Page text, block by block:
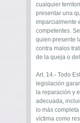
cualquier
presentar una
imparcialmente
competentes.
quien presente
contra malos
de la queja o
Art. 14.- Todo
legislación
la reparación y
adecuada,
lo más
víctima como